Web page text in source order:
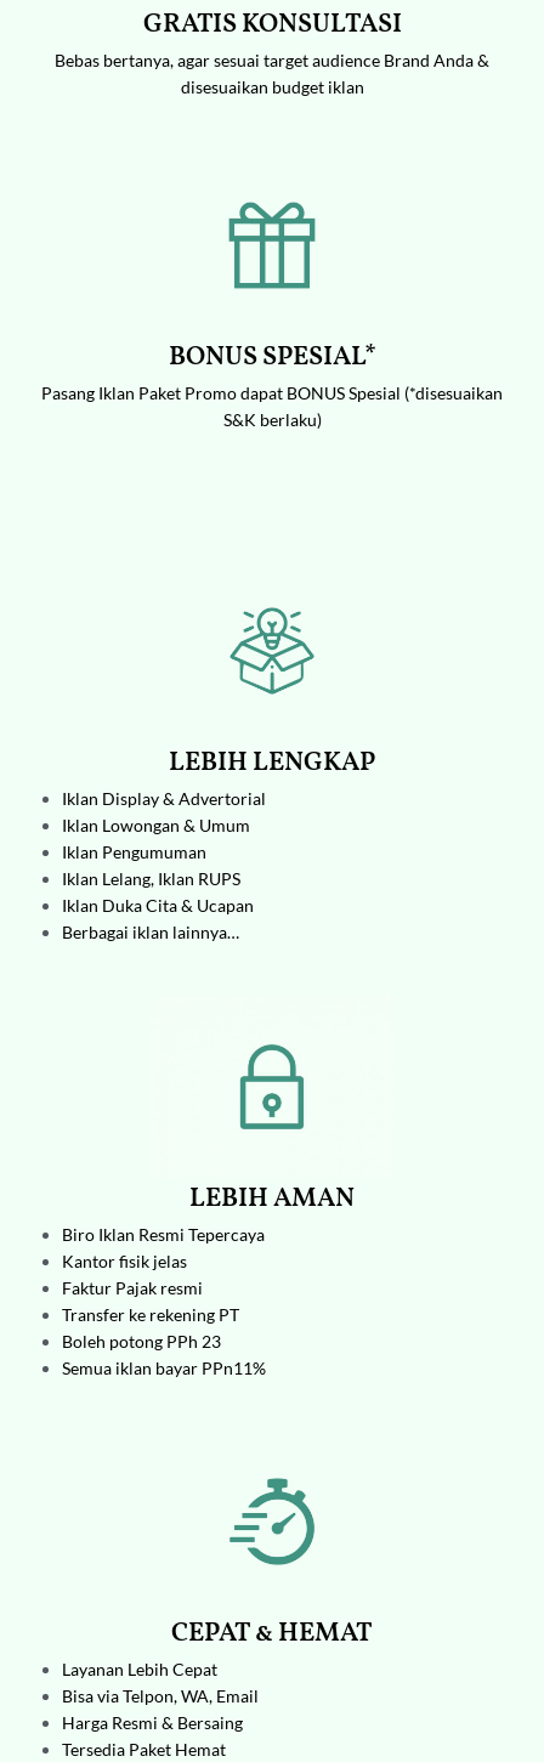
GRATIS KONSULTASI
Bebas bertanya, agar sesuai target audience Brand Anda &
disesuaikan budget iklan
BONUS SPESIAL*
Pasang Iklan Paket Promo dapat BONUS Spesial (*disesuaikan
S&K berlaku)
LEBIH LENGKAP
Iklan Display & Advertorial
Iklan Lowongan & Umum
Iklan Pengumuman
Iklan Lelang, Iklan RUPS
Iklan Duka Cita & Ucapan
Berbagai iklan lainnya…
LEBIH AMAN
Biro Iklan Resmi Tepercaya
Kantor fisik jelas
Faktur Pajak resmi
Transfer ke rekening PT
Boleh potong PPh 23
Semua iklan bayar PPn11%
CEPAT & HEMAT
Layanan Lebih Cepat
Bisa via Telpon, WA, Email
Harga Resmi & Bersaing
Tersedia Paket Hemat